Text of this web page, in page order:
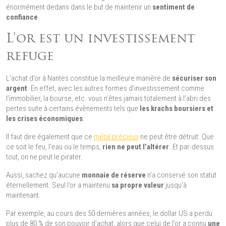
énormément dedans dans le but de maintenir un sentiment de
confiance.
L’or est un investissement
refuge
L’achat d’or à Nantes constitue la meilleure manière de sécuriser son
argent. En effet, avec les autres formes d’investissement comme
l’immobilier, la bourse, etc. vous n’êtes jamais totalement à l’abri des
pertes suite à certains évènements tels que les krachs boursiers et
les crises économiques.
Il faut dire également que ce métal précieux ne peut être détruit. Que
ce soit le feu, l’eau ou le temps, rien ne peut l’altérer. Et par-dessus
tout, on ne peut le pirater.
Aussi, sachez qu’aucune monnaie de réserve n’a conservé son statut
éternellement. Seul l’or a maintenu sa propre valeur jusqu’à
maintenant.
Par exemple, au cours des 50 dernières années, le dollar US a perdu
plus de 80 % de son pouvoir d’achat, alors que celui de l’or a connu une